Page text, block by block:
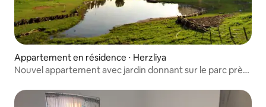
Appartement en résidence ⋅ Herzliya
Nouvel appartement avec jardin donnant sur le parc près